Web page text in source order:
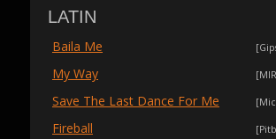
LATIN
Baila Me
My Way
Save The Last Dance For Me
Fireball